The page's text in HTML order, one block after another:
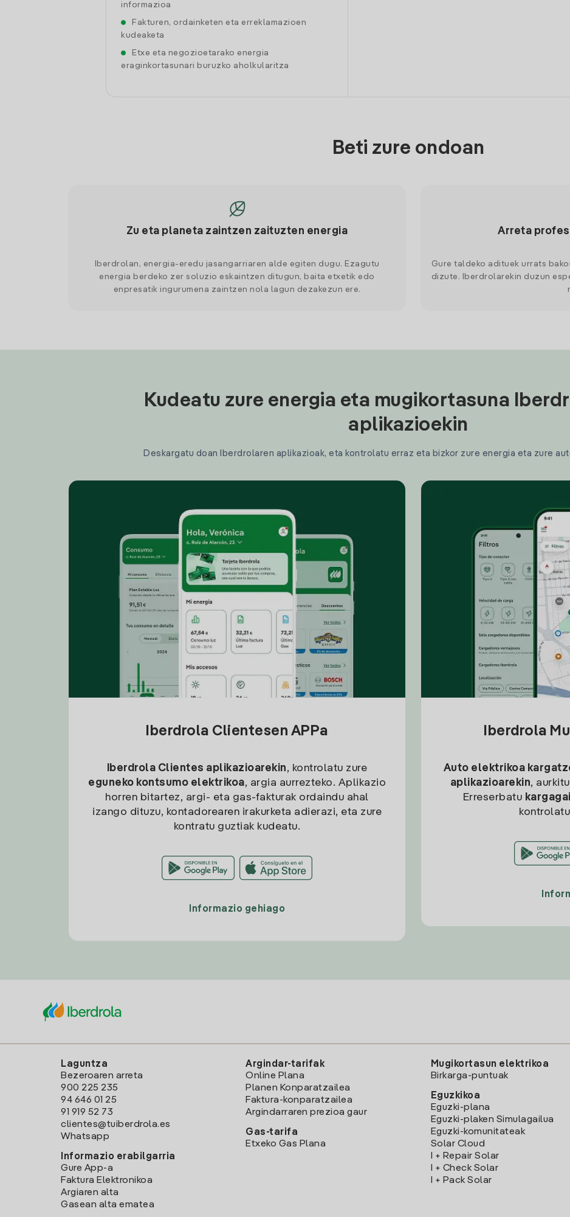
informazioa
Fakturen, ordainketen eta erreklamazioen
kudeaketa
Etxe eta negozioetarako energia
eraginkortasunari buruzko aholkularitza
Beti zure ondoan
Zu eta planeta zaintzen zaituzten energia
Iberdrolan, energia-eredu jasangarriaren alde egiten dugu. Ezagutu
energia berdeko zer soluzio eskaintzen ditugun, baita etxetik edo
enpresatik ingurumena zaintzen nola lagun dezakezun ere.
Arreta
Gure taldeko adituek urrats
dizute. Iberdrolarekin duzun
Kudeatu zure energia eta mugikortasuna
aplikazioekin
Deskargatu doan Iberdrolaren aplikazioak, eta kontrolatu erraz eta bizkor zure energia eta zure
Iberdrola Clientesen APPa
Iberdrola Clientes aplikazioarekin, kontrolatu zure
eguneko kontsumo elektrikoa, argia aurrezteko. Aplikazio
horren bitartez, argi- eta gas-fakturak ordaindu ahal
izango dituzu, kontadorearen irakurketa adierazi, eta zure
kontratu guztiak kudeatu.
Informazio gehiago
Iberdrola
Auto elektrikoa
aplikazioarekin,
Erreserbatu
Laguntza
Bezeroaren arreta
900 225 235
94 646 01 25
91 919 52 73
clientes@tuiberdrola.es
Whatsapp
Informazio erabilgarria
Gure App-a
Faktura Elektronikoa
Argiaren alta
Gasean alta ematea
Argindar-tarifak
Online Plana
Planen Konparatzailea
Faktura-konparatzailea
Argindarraren prezioa gaur
Gas-tarifa
Etxeko Gas Plana
Mugikortasun elektrikoa
Birkarga-puntuak
Eguzkikoa
Eguzki-plana
Eguzki-plaken Simulagailua
Eguzki-komunitateak
Solar Cloud
I + Repair Solar
I + Check Solar
I + Pack Solar